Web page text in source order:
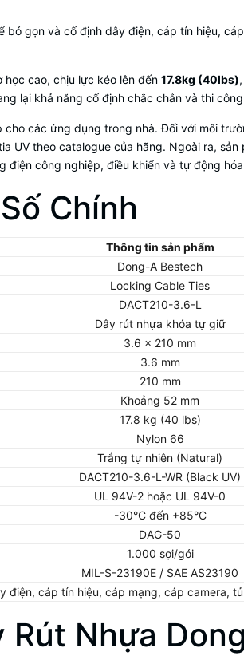
bó gọn và cố định dây điện, cáp tín hiệu,
học cao, chịu lực kéo lên đến 17.8kg (40lbs)
lại khả năng cố định chắc chắn và thi
cho các ứng dụng trong nhà. Đối với môi
UV theo catalogue của hãng. Ngoài ra, sản
điện công nghiệp, điều khiển và tự động
Chính
Thông tin sản phẩm
Dong-A Bestech
Locking Cable Ties
DACT210-3.6-L
Dây rút nhựa khóa tự giữ
3.6 × 210 mm
3.6 mm
210 mm
Khoảng 52 mm
17.8 kg (40 lbs)
Nylon 66
Trắng tự nhiên (Natural)
DACT210-3.6-L-WR (Black UV)
UL 94V-2 hoặc UL 94V-0
-30°C đến +85°C
DAG-50
1.000 sợi/gói
MIL-S-23190E / SAE AS23190
điện, cáp tín hiệu, cáp mạng, cáp camera,
Nhựa